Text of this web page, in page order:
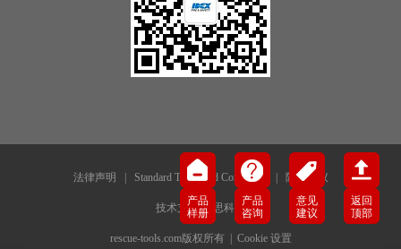
法律声明 Standard Terms and Conditions 隐私协议
技术支持-犀思科技
rescue-tools.com版权所有 | Cookie 设置
产品
样册
产品
咨询
意见
建议
返回
顶部